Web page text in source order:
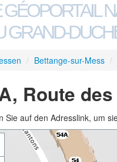
GÉOPORTAIL
GRAND-
/ Bettange-sur-Mess /
Route
Sie auf den Adresslink, um